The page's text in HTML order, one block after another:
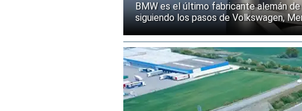
BMW es el último fabricante alemán
siguiendo los pasos de Volkswagen,